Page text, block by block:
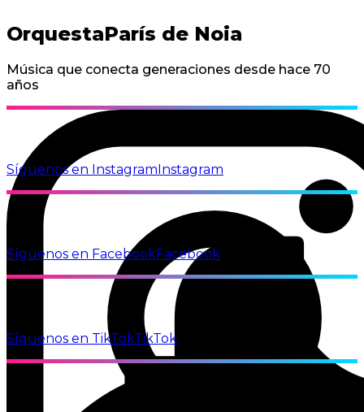
OrquestaParís de Noia
Música que conecta generaciones desde hace 70
años
Síguenos en InstagramInstagram
Síguenos en FacebookFacebook
Síguenos en TikTokTikTok